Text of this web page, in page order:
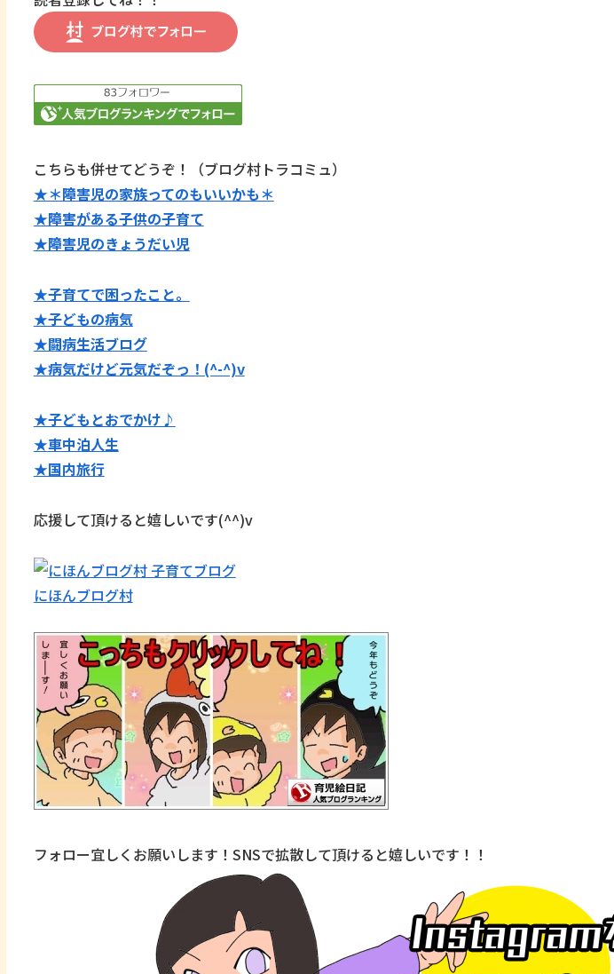
こちらも併せてどうぞ！（ブログ村トラコミュ）
★＊障害児の家族ってのもいいかも＊
★障害がある子供の子育て
★障害児のきょうだい児
★子育てで困ったこと。
★子どもの病気
★闘病生活ブログ
★病気だけど元気だぞっ！(^-^)v
★子どもとおでかけ♪
★車中泊人生
★国内旅行
応援して頂けると嬉しいです(^^)v
にほんブログ村
フォロー宜しくお願いします！SNSで拡散して頂けると嬉しいです！！